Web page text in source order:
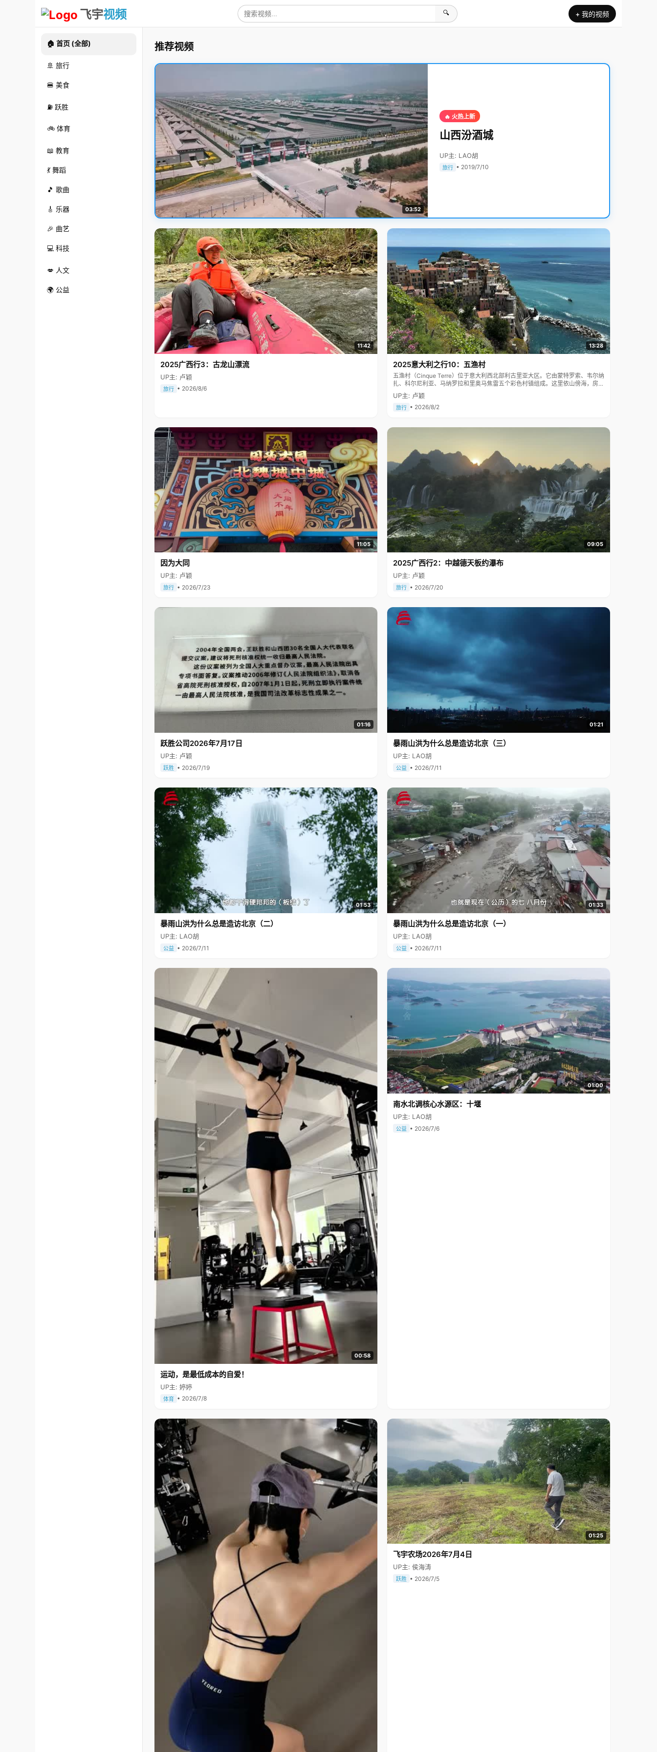
飞宇视频 🔍 + 我的视频
🏠 首页 (全部)
🚢 旅行
🍔 美食
⛽ 跃胜
🚲 体育
📖 教育
💃 舞蹈
🎵 歌曲
🎸 乐器
🎉 曲艺
💻 科技
💋 人文
🌍 公益
推荐视频
03:52
🔥 火热上新
山西汾酒城
UP主: LAO胡
旅行 • 2019/7/10
11:42
2025广西行3：古龙山漂流
UP主: 卢颖
旅行 • 2026/8/6
13:28
2025意大利之行10：五渔村
五渔村（Cinque Terre）位于意大利西北部利古里亚大区。它由蒙特罗索、韦尔纳
扎、科尔尼利亚、马纳罗拉和里奥马焦雷五个彩色村镇组成。这里依山傍海，房屋
色彩斑斓，1997年被列为世界文化遗产。
UP主: 卢颖
旅行 • 2026/8/2
11:05
因为大同
UP主: 卢颖
旅行 • 2026/7/23
09:05
2025广西行2：中越德天板约瀑布
UP主: 卢颖
旅行 • 2026/7/20
01:16
跃胜公司2026年7月17日
UP主: 卢颖
跃胜 • 2026/7/19
01:21
暴雨山洪为什么总是造访北京（三）
UP主: LAO胡
公益 • 2026/7/11
01:53
暴雨山洪为什么总是造访北京（二）
UP主: LAO胡
公益 • 2026/7/11
01:33
暴雨山洪为什么总是造访北京（一）
UP主: LAO胡
公益 • 2026/7/11
00:58
运动，是最低成本的自爱！
UP主: 婷婷
体育 • 2026/7/8
01:00
南水北调核心水源区：十堰
UP主: LAO胡
公益 • 2026/7/6
01:25
飞宇农场2026年7月4日
UP主: 侯海涛
跃胜 • 2026/7/5